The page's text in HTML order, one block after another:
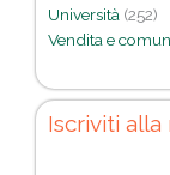
Università (252)
Vendita e
Iscriviti